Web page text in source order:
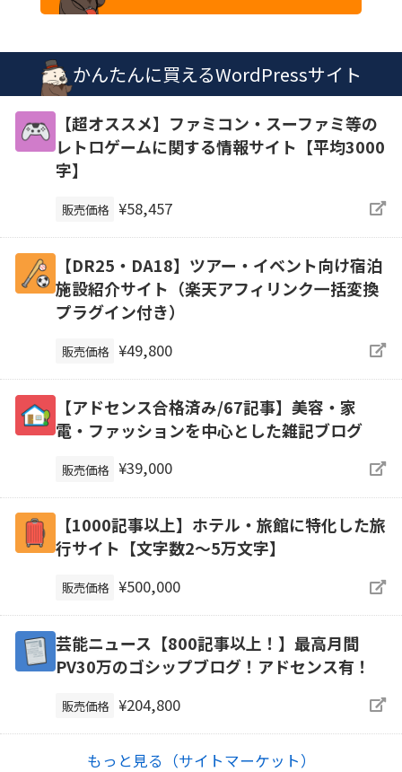
かんたんに買えるWordPressサイト
【超オススメ】ファミコン・スーファミ等の
レトロゲームに関する情報サイト【平均3000
字】
販売価格 ¥58,457
【DR25・DA18】ツアー・イベント向け宿泊
施設紹介サイト（楽天アフィリンク一括変換
プラグイン付き）
販売価格 ¥49,800
【アドセンス合格済み/67記事】美容・家
電・ファッションを中心とした雑記ブログ
販売価格 ¥39,000
【1000記事以上】ホテル・旅館に特化した旅
行サイト【文字数2〜5万文字】
販売価格 ¥500,000
芸能ニュース【800記事以上！】最高月間
PV30万のゴシップブログ！アドセンス有！
販売価格 ¥204,800
もっと見る（サイトマーケット）